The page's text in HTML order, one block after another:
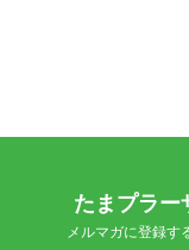
たまプラー
メルマガに登録す